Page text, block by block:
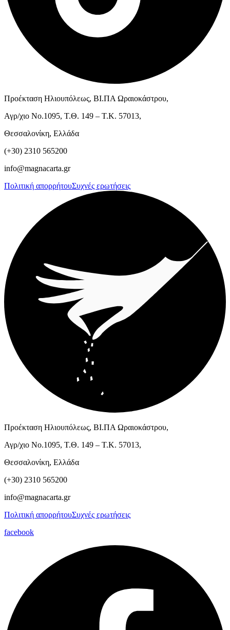
Προέκταση Ηλιουπόλεως, ΒΙ.ΠΑ Ωραιοκάστρου,
Αγρ/χιο Νο.1095, Τ.Θ. 149 – Τ.Κ. 57013,
Θεσσαλονίκη, Ελλάδα
(+30) 2310 565200
info@magnacarta.gr
Πολιτική απορρήτουΣυχνές ερωτήσεις
Προέκταση Ηλιουπόλεως, ΒΙ.ΠΑ Ωραιοκάστρου,
Αγρ/χιο Νο.1095, Τ.Θ. 149 – Τ.Κ. 57013,
Θεσσαλονίκη, Ελλάδα
(+30) 2310 565200
info@magnacarta.gr
Πολιτική απορρήτουΣυχνές ερωτήσεις
facebook